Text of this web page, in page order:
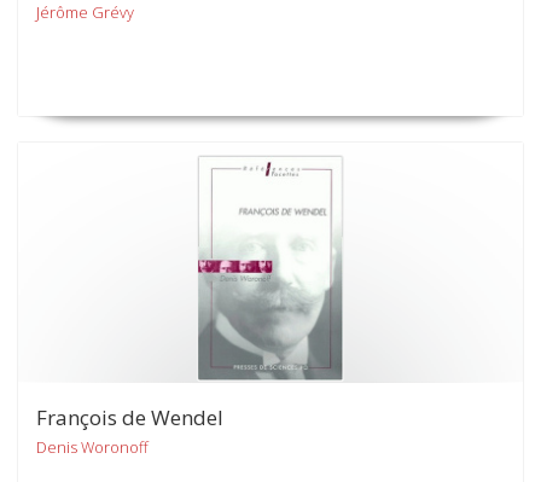
Jérôme Grévy
François de Wendel
Denis Woronoff